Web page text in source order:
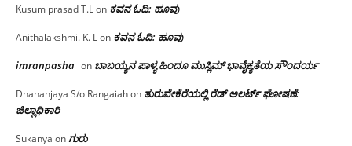
Kusum prasad T.Lon ಕವನ ಓದಿ: ಹೂವು
Anithalakshmi. K. Lon ಕವನ ಓದಿ: ಹೂವು
imranpasha on ಬಾಬಯ್ಯನ ಪಾಳ್ಯ ಹಿಂದೂ ಮುಸ್ಲಿಮ್ ಭಾವೈಕ್ಯತೆಯ ಸೌಂದರ್ಯ
Dhananjaya S/o Rangaiahon ತುರುವೇಕೆರೆಯಲ್ಲಿ ರೆಡ್ ಅಲರ್ಟ್ ಘೋಷಣೆ:
ಜಿಲ್ಲಾಧಿಕಾರಿ
Sukanya onಗುರು